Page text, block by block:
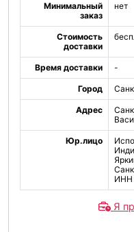
Минимальный
заказ
нет
Стоимость
доставки
Время доставки -
Город
Адрес
Юр.лицо
ИНН
Я